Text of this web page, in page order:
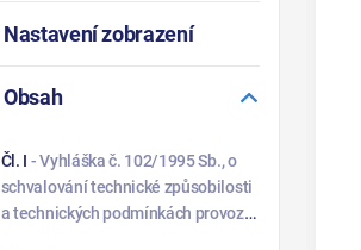
Nastavení zobrazení
Obsah
Čl. I - Vyhláška č. 102/1995 Sb., o
schvalování technické způsobilosti
a technických podmínkách provozu